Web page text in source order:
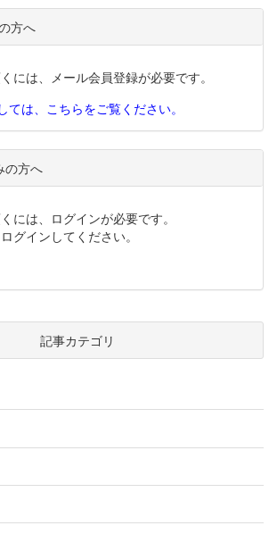
方へ
には、メール会員登録が必要です。
ては、こちらをご覧ください。
の方へ
には、ログインが必要です。
グインしてください。
記事カテゴリ